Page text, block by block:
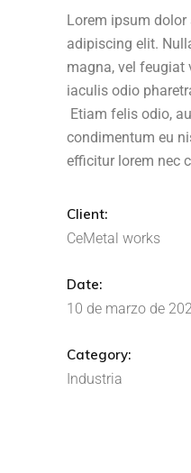
Lorem ipsum
adipiscing elit.
magna, vel feugiat
iaculis odio
Etiam felis odio,
condimentum eu
efficitur lorem nec
Client:
CeMetal works
Date:
10 de marzo de
Category:
Industria